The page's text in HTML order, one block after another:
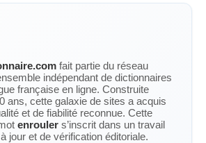
fait partie du réseau
indépendant de dictionnaires
française en ligne. Construite
ans, cette galaxie de sites a acquis
et de fiabilité reconnue. Cette
enrouler s’inscrit dans un travail
jour et de vérification éditoriale.